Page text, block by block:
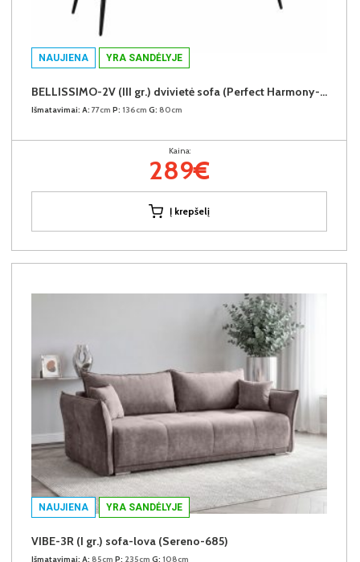
NAUJIENA YRA SANDĖLYJE
BELLISSIMO-2V (III gr.) dvivietė sofa (Perfect Harmony-85)
Išmatavimai: A: 77cm P: 136cm G: 80cm
Kaina:
289€
Į krepšelį
NAUJIENA YRA SANDĖLYJE
VIBE-3R (I gr.) sofa-lova (Sereno-685)
Išmatavimai: A: 85cm P: 235cm G: 108cm